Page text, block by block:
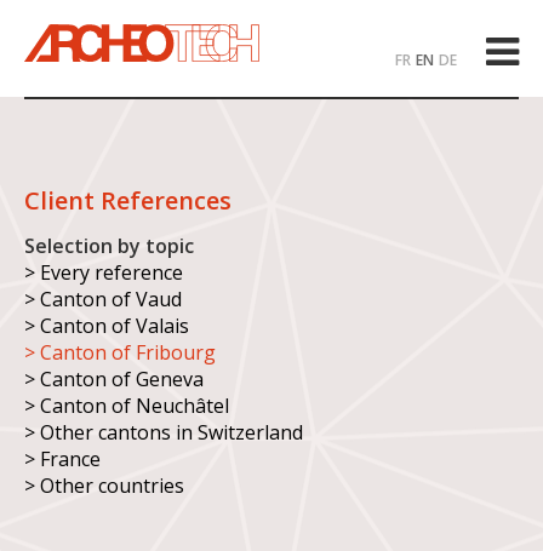
FR EN DE
Client References
Selection by topic
> Every reference
> Canton of Vaud
> Canton of Valais
> Canton of Fribourg
> Canton of Geneva
> Canton of Neuchâtel
> Other cantons in Switzerland
> France
> Other countries